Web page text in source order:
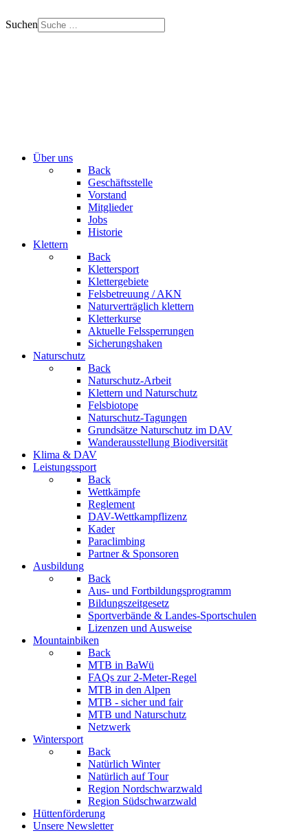
Suchen
Über uns
Back
Geschäftsstelle
Vorstand
Mitglieder
Jobs
Historie
Klettern
Back
Klettersport
Klettergebiete
Felsbetreuung / AKN
Naturverträglich klettern
Kletterkurse
Aktuelle Felssperrungen
Sicherungshaken
Naturschutz
Back
Naturschutz-Arbeit
Klettern und Naturschutz
Felsbiotope
Naturschutz-Tagungen
Grundsätze Naturschutz im DAV
Wanderausstellung Biodiversität
Klima & DAV
Leistungssport
Back
Wettkämpfe
Reglement
DAV-Wettkampflizenz
Kader
Paraclimbing
Partner & Sponsoren
Ausbildung
Back
Aus- und Fortbildungsprogramm
Bildungszeitgesetz
Sportverbände & Landes-Sportschulen
Lizenzen und Ausweise
Mountainbiken
Back
MTB in BaWü
FAQs zur 2-Meter-Regel
MTB in den Alpen
MTB - sicher und fair
MTB und Naturschutz
Netzwerk
Wintersport
Back
Natürlich Winter
Natürlich auf Tour
Region Nordschwarzwald
Region Südschwarzwald
Hüttenförderung
Unsere Newsletter